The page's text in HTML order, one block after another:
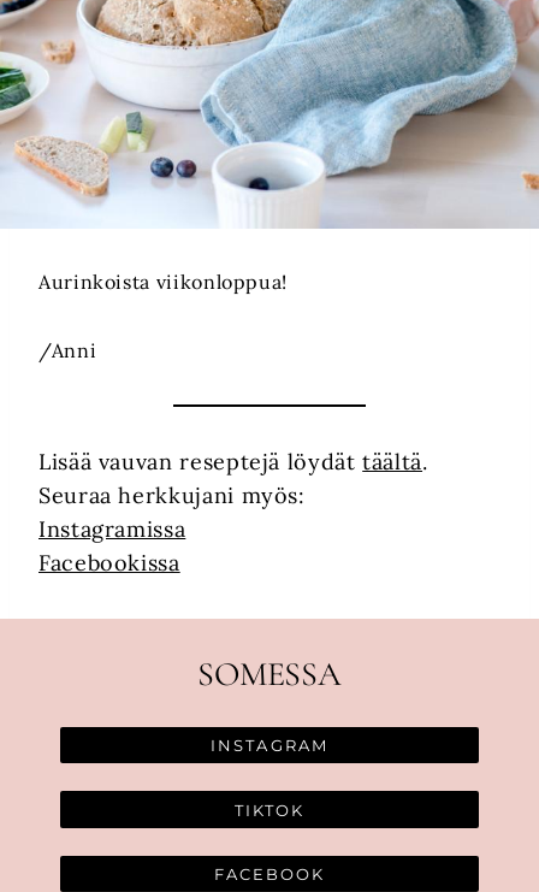
Aurinkoista viikonloppua!
/Anni
Lisää vauvan reseptejä löydättäältä.
Seuraa herkkujani myös:
Instagramissa
Facebookissa
SOMESSA
INSTAGRAM
TIKTOK
FACEBOOK